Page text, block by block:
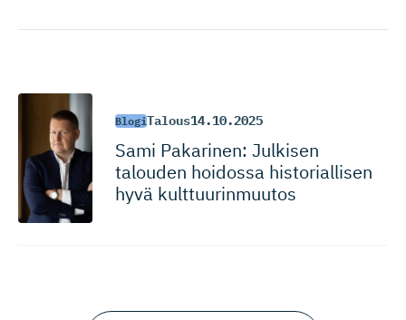
BlogiTalous14.10.2025
Sami Pakarinen: Julkisen
talouden hoidossa historiallisen
hyvä kulttuurinmuutos